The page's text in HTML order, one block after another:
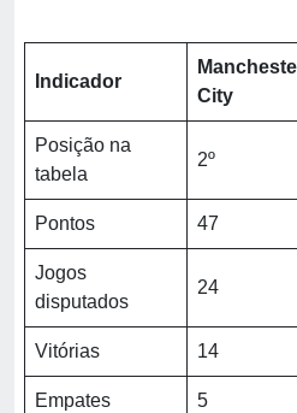
Indicador
City
Posição na
tabela
2º
Pontos 47
Jogos
disputados
24
Vitórias 14
Empates 5